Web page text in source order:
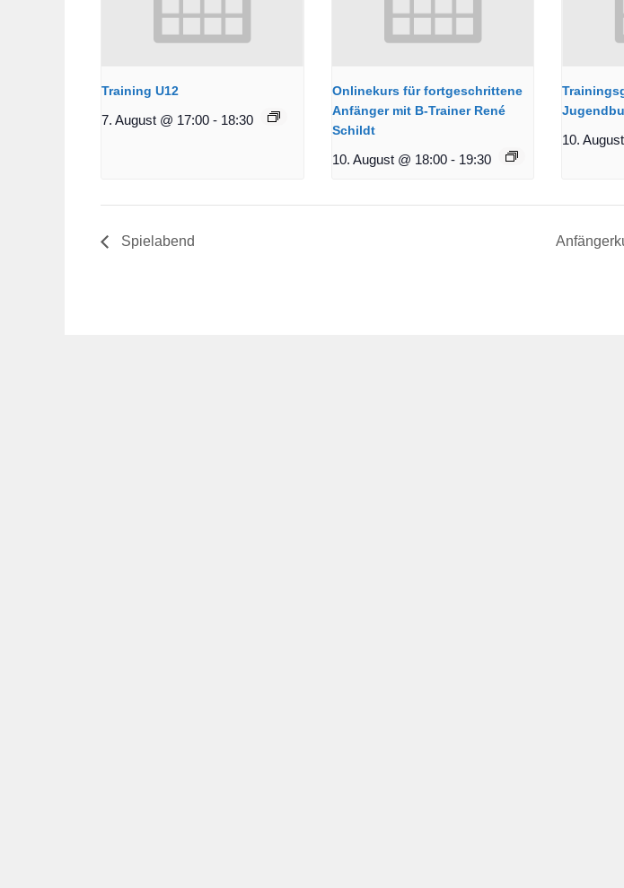
Training U12
7. August @ 17:00 - 18:30
Onlinekurs für fortgeschrittene
Anfänger mit B-Trainer René
Schildt
10. August @ 18:00 - 19:30
10.
Spielabend